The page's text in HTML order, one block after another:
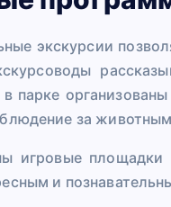
экскурсии
парке
за
игровые
и